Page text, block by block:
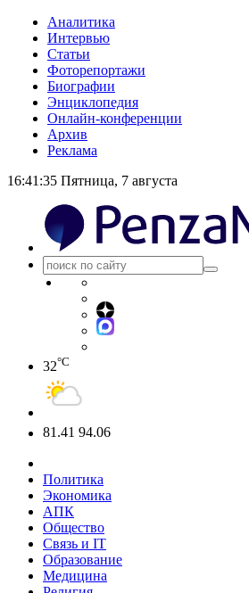
Аналитика
Интервью
Статьи
Фоторепортажи
Биографии
Энциклопедия
Онлайн-конференции
Архив
Реклама
16:41:36 Пятница, 7 августа
32°C
81.41 94.06
Политика
Экономика
АПК
Общество
Связь и IT
Образование
Медицина